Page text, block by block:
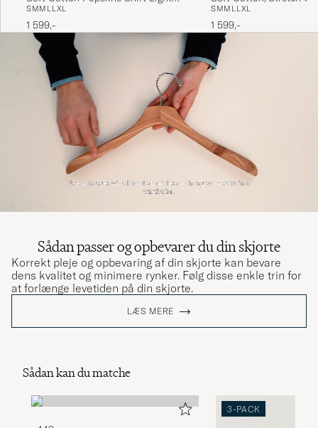
Blue Stripe
SMM LLXL
1 599,-
Shirt Navy
SMM LLXL
1 599,-
Sådan passer og opbevarer du din skjorte
Korrekt pleje og opbevaring af din skjorte kan bevare
dens kvalitet og minimere rynker. Følg disse enkle trin for
at forlænge levetiden på din skjorte.
LÆS MERE
Sådan kan du matche
3-PACK